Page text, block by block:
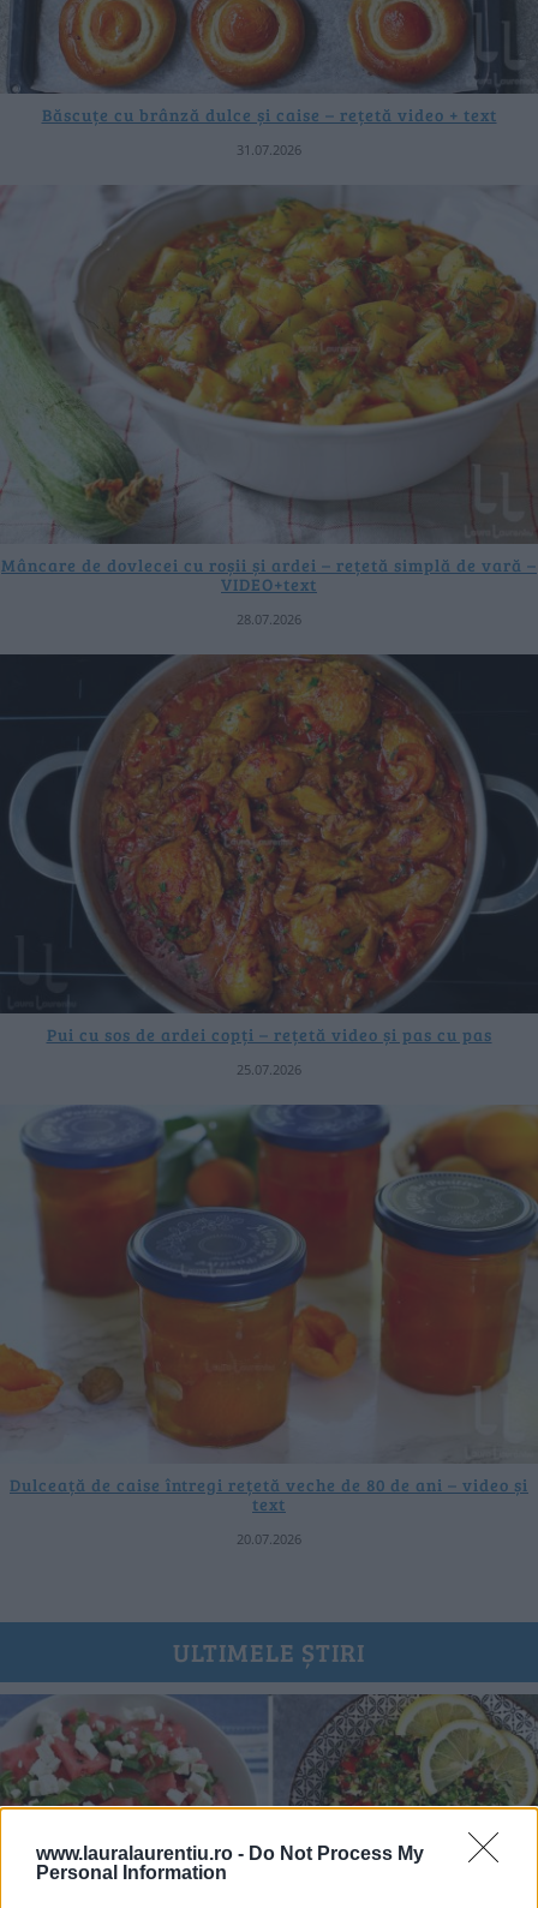
www.lauralaurentiu.ro - Do Not Process My
Personal Information
Băscuțe cu brânză dulce și caise – rețetă video + text
31.07.2026
Mâncare de dovlecei cu roșii și ardei – rețetă simplă de vară –
VIDEO+text
28.07.2026
Pui cu sos de ardei copți – rețetă video și pas cu pas
25.07.2026
Dulceață de caise întregi rețetă veche de 80 de ani – video și
text
20.07.2026
ULTIMELE ȘTIRI